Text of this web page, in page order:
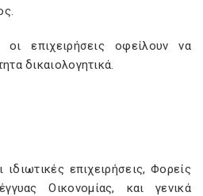
επιχειρήσεις οφείλουν να
δικαιολογητικά.
ιδιωτικές επιχειρήσεις, Φορείς
Οικονομίας, και γενικά